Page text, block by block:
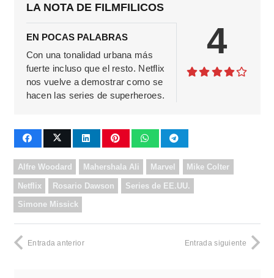
LA NOTA DE FILMFILICOS
EN POCAS PALABRAS
Con una tonalidad urbana más
fuerte incluso que el resto. Netflix
nos vuelve a demostrar como se
hacen las series de superheroes.
4
Alfre Woodard Mahershala Ali Marvel Mike Colter
Netflix Rosario Dawson Series de EE.UU.
Simone Missick
Entrada anterior Entrada siguiente